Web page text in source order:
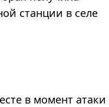
станции в селе
в момент атаки